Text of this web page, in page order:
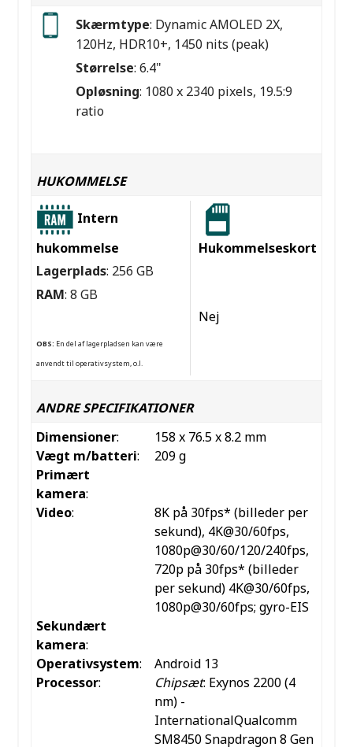
Skærmtype: Dynamic AMOLED 2X,
120Hz, HDR10+, 1450 nits (peak)
Størrelse: 6.4"
Opløsning: 1080 x 2340 pixels, 19.5:9
ratio
HUKOMMELSE
Intern
hukommelse
Hukommelseskort
Lagerplads: 256 GB
RAM: 8 GB
OBS: En del af lagerpladsen kan være
anvendt til operativsystem, o.l.
Nej
ANDRE SPECIFIKATIONER
Dimensioner:
158 x 76.5 x 8.2 mm
Vægt m/batteri:
209 g
Primært
kamera:
Video:
8K på 30fps* (billeder per
sekund), 4K@30/60fps,
1080p@30/60/120/240fps,
720p på 30fps* (billeder
per sekund) 4K@30/60fps,
1080p@30/60fps; gyro-EIS
Sekundært
kamera:
Operativsystem:
Android 13
Processor: Chipsæt: Exynos 2200 (4
nm) -
InternationalQualcomm
SM8450 Snapdragon 8 Gen